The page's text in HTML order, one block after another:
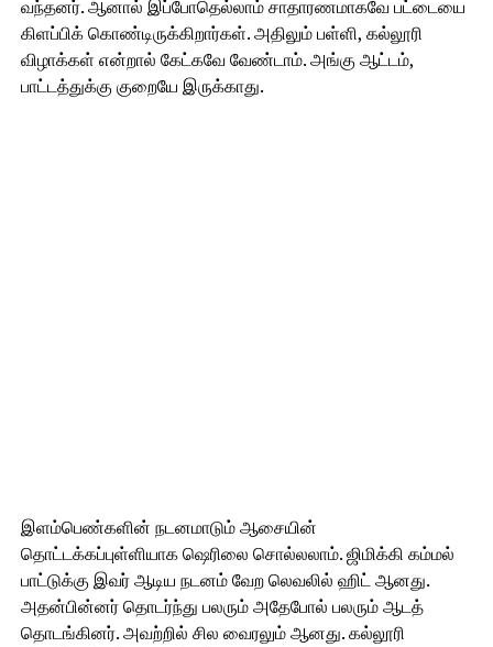
வந்தனர். ஆனால் இப்போதெல்லாம் சாதாரணமாகவே பட்டையை
கிளப்பிக் கொண்டிருக்கிறார்கள். அதிலும் பள்ளி, கல்லூரி
விழாக்கள் என்றால் கேட்கவே வேண்டாம். அங்கு ஆட்டம்,
பாட்டத்துக்கு குறையே இருக்காது.
இளம்பெண்களின் நடனமாடும் ஆசையின்
தொட்டக்கப்புள்ளியாக ஷெரிலை சொல்லலாம். ஜிமிக்கி கம்மல்
பாட்டுக்கு இவர் ஆடிய நடனம் வேற லெவலில் ஹிட் ஆனது.
அதன்பின்னர் தொடர்ந்து பலரும் அதேபோல் பலரும் ஆடத்
தொடங்கினர். அவற்றில் சில வைரலும் ஆனது. கல்லூரி